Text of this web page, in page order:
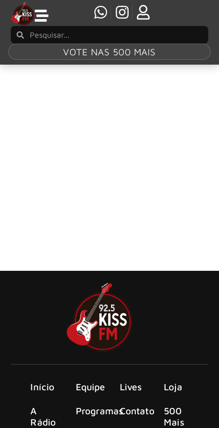
VOTE NAS 500 MAIS
Início
A
Rádio
Equipe
Programas
Lives
Contato
Loja
500
Mais